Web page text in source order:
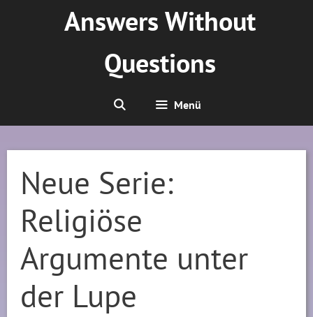
Answers Without
Questions
Menü
Neue Serie:
Religiöse
Argumente unter
der Lupe